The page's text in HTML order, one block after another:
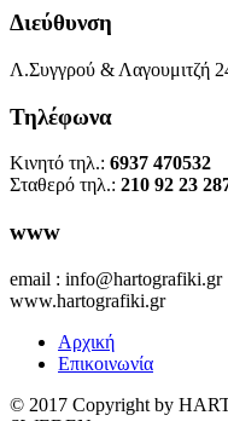
Διεύθυνση
Λ.Συγγρού & Λαγουμιτζή
Τηλέφωνα
Κινητό τηλ.: 6937 470532
Σταθερό τηλ.: 210 92 23
www
email : info@hartografiki.gr
www.hartografiki.gr
Αρχική
Επικοινωνία
© 2017 Copyright by